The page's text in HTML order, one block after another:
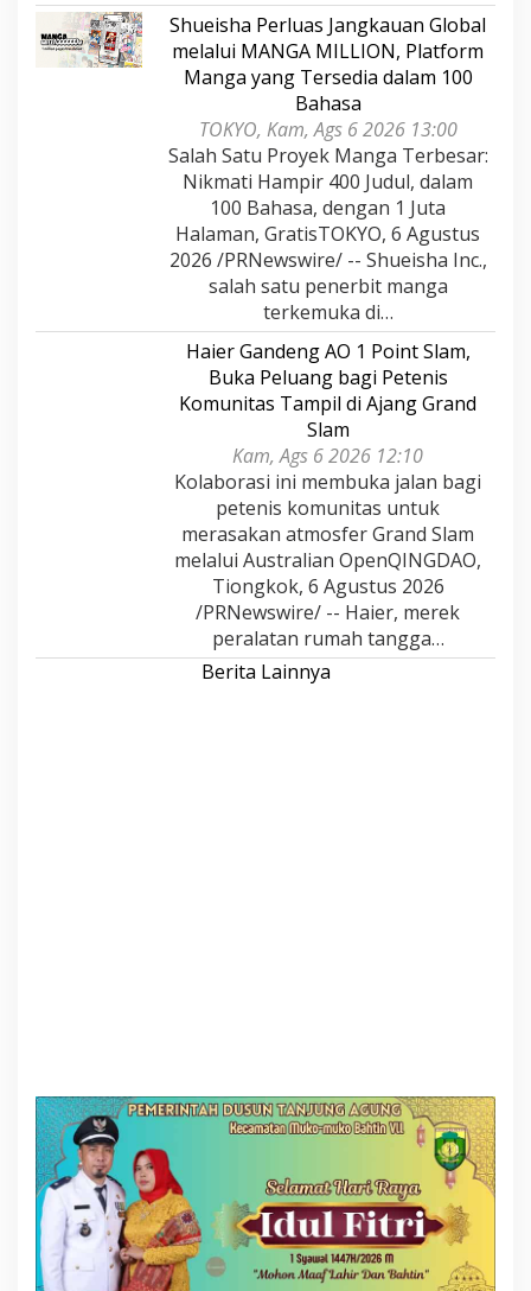
Shueisha Perluas Jangkauan Global
melalui MANGA MILLION, Platform
Manga yang Tersedia dalam 100
Bahasa
TOKYO, Kam, Ags 6 2026 13:00
Salah Satu Proyek Manga Terbesar:
Nikmati Hampir 400 Judul, dalam
100 Bahasa, dengan 1 Juta
Halaman, GratisTOKYO, 6 Agustus
2026 /PRNewswire/ -- Shueisha Inc.,
salah satu penerbit manga
terkemuka di…
Haier Gandeng AO 1 Point Slam,
Buka Peluang bagi Petenis
Komunitas Tampil di Ajang Grand
Slam
Kam, Ags 6 2026 12:10
Kolaborasi ini membuka jalan bagi
petenis komunitas untuk
merasakan atmosfer Grand Slam
melalui Australian OpenQINGDAO,
Tiongkok, 6 Agustus 2026
/PRNewswire/ -- Haier, merek
peralatan rumah tangga…
Berita Lainnya